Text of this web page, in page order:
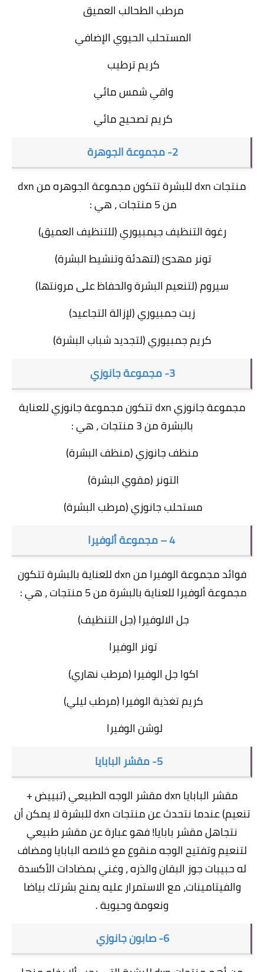
مرطب الطحالب العميق
المستحلب الحيوي الإضافي
كريم ترطيب
واقي شمس مائي
كريم تصحيح مائي
2- مجموعة الجوهرة
منتجات dxn للبشرة تتكون مجموعة الجوهره من dxn
من 5 منتجات ، هي :
رغوة التنظيف جيمبيوري (للتنظيف العميق)
تونر مهدئ (لتهدئة وتنشيط البشرة)
سيروم (لتنعيم البشرة والحفاظ على مرونتها)
زيت جمبيوري (لإزالة التجاعيد)
كريم جمبيوري (لتجديد شباب البشرة)
3- مجموعة جانوزي
مجموعة جانوزي dxn تتكون مجموعة جانوزي للعناية
بالبشرة من 3 منتجات ، هي :
منظف جانوزي (منظف البشرة)
التونر (مقوي البشرة)
مستحلب جانوزي (مرطب البشرة)
4 – مجموعة ألوفيرا
فوائد مجموعة الوفيرا من dxn للعناية بالبشرة تتكون
مجموعة ألوفيرا للعناية بالبشرة من 5 منتجات ، هي :
جل الالوفيرا (جل التنظيف)
تونر الوفيرا
اكوا جل الوفيرا (مرطب نهاري)
كريم تغذية الوفيرا (مرطب ليلي)
لوشن الوفيرا
مقشر البابايا dxn مقشر الوجه الطبيعي (تبييض +
تنعيم) عندما نتحدث عن منتجات dxn للبشرة لا يمكن أن
نتجاهل مقشر بابايا! فهو عبارة عن مقشر طبيعي
لتنعيم وتفتيح الوجه منقوع مع خلاصه البابايا ومضاف
له حبيبات جوز البقان والذره ، وغني بمضادات الأكسدة
والفيتامينات، مع الاستمرار عليه يمنح بشرتك بياضا
ونعومة وحيوية .
6- صابون جانوزي